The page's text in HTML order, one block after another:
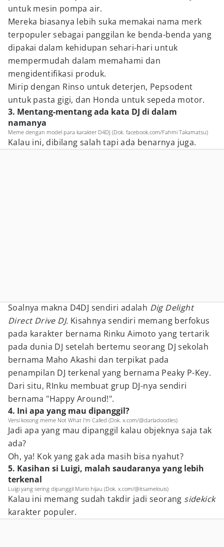
untuk mesin pompa air.
Mereka biasanya lebih suka memakai nama merk
terpopuler sebagai panggilan ke benda-benda yang
dipakai dalam kehidupan sehari-hari untuk
mempermudah dalam memahami dan
mengidentifikasi produk.
Mirip dengan Rinso untuk deterjen, Pepsodent
untuk pasta gigi, dan Honda untuk sepeda motor.
3. Mentang-mentang ada kata DJ di dalam
namanya
Meme dengan model para karakter D4DJ (Dok. facebook.com/Fahmi Takamatsu)
Kalau ini, dibilang salah tapi ada benarnya juga.
Soalnya makna D4DJ sendiri adalah Dig Delight
Direct Drive DJ. Kisahnya sendiri memang berfokus
pada karakter bernama Rinku Aimoto yang tertarik
pada dunia DJ setelah bertemu seorang DJ sekolah
bernama Maho Akashi dan terpikat pada
penampilan DJ terkenal yang bernama Peaky P-Key.
Dari situ, RInku membuat grup DJ-nya sendiri
bernama "Happy Around!".
4. Ini apa yang mau dipanggil?
Versi kosong meme Not What I'm Called (Dok. x.com/@darladoodles)
Jadi apa yang mau dipanggil kalau objeknya saja tak
ada?
Oh, ya! Kok yang gak ada masih bisa nyahut?
5. Kasihan si Luigi, malah saudaranya yang lebih
terkenal
Luigi yang sering dipanggil Mario hijau (Dok. x.com/@itsamelouis)
Kalau ini memang sudah takdir jadi seorang sidekick
karakter populer.